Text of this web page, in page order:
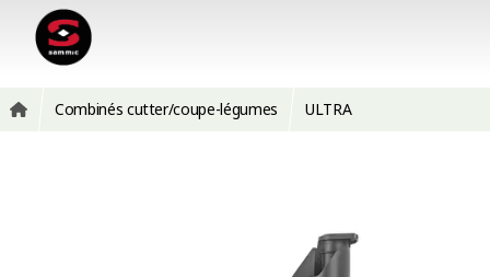
Combinés cutter/coupe-légumes ULTRA